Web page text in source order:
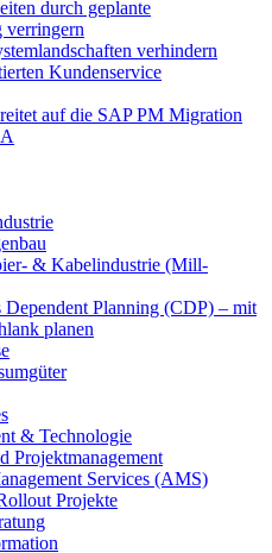
durch geplante
verringern
verhindern
Kundenservice
auf die SAP PM Migration
& Kabelindustrie (Mill-
Dependent Planning (CDP) – mit
planen
& Technologie
Projektmanagement
Services (AMS)
Projekte